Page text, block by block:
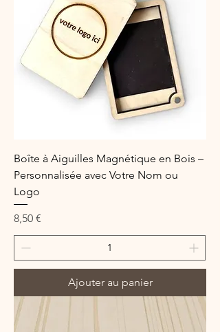
Boîte à Aiguilles Magnétique en Bois –
Personnalisée avec Votre Nom ou
Logo
Prix
8,50 €
Ajouter au panier